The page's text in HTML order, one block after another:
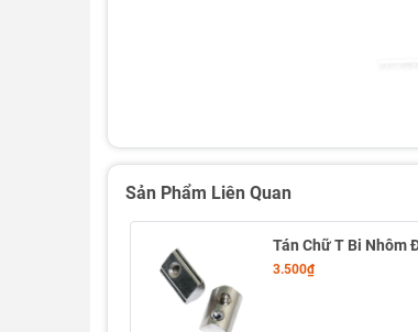
Sản Phẩm Liên Quan
Tán Chữ T Bi Nhôm
3.500₫